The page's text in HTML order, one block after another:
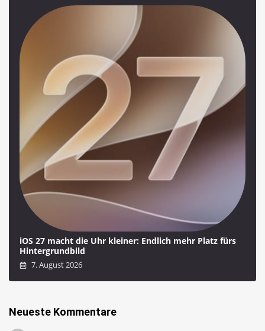
iOS 27 macht die Uhr kleiner: Endlich mehr Platz fürs
Hintergrundbild
7. August 2026
Neueste Kommentare